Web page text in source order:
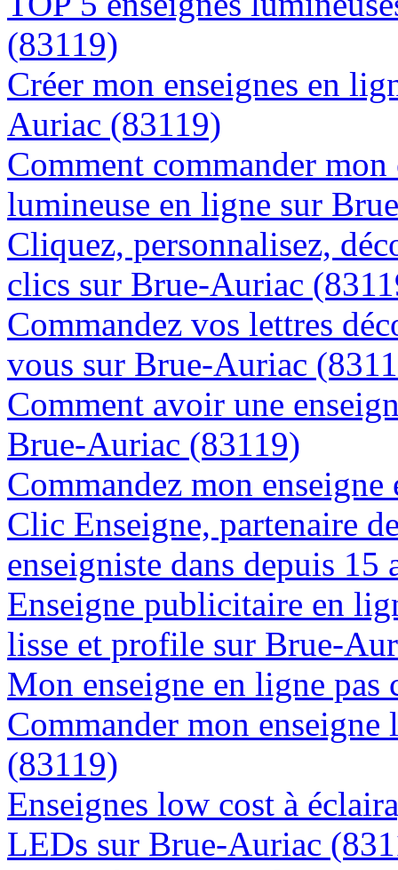
(83119)
Créer mon enseignes en
Auriac (83119)
Comment commander
lumineuse en ligne sur
Cliquez, personnalisez,
clics sur Brue-Auriac
Commandez vos lettres
vous sur Brue-Auriac
Comment avoir une
Brue-Auriac (83119)
Commandez mon
Clic Enseigne, partenaire
enseigniste dans depuis
Enseigne publicitaire en
lisse et profile sur Brue-
Mon enseigne en ligne
Commander mon
(83119)
Enseignes low cost à
LEDs sur Brue-Auriac